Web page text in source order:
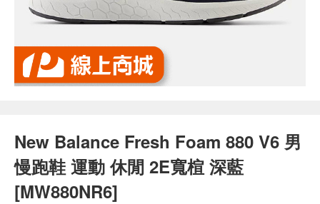
New Balance Fresh Foam 880 V6 男
慢跑鞋 運動 休閒 2E寬楦 深藍
[MW880NR6]